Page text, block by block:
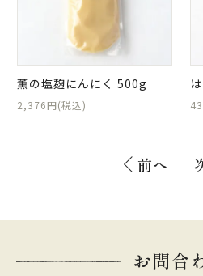
薫の塩麹にんにく 500g
2,376円(税込)
前へ
お問合